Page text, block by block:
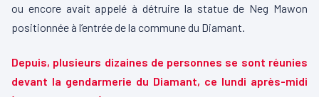
ou encore avait appelé à détruire la statue de Neg Mawon
positionnée à l’entrée de la commune du Diamant.
Depuis, plusieurs dizaines de personnes se sont réunies
devant la gendarmerie du Diamant, ce lundi après-midi